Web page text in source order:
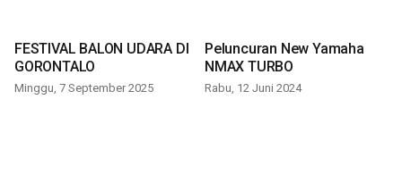
FESTIVAL BALON UDARA DI
GORONTALO
Minggu, 7 September 2025
Peluncuran New Yamaha
NMAX TURBO
Rabu, 12 Juni 2024